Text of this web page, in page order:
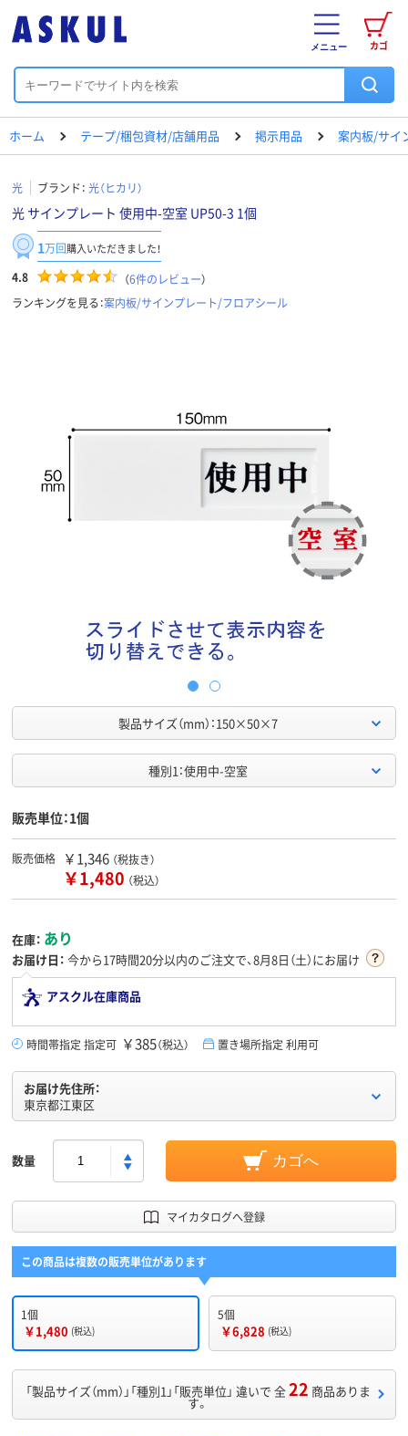
カゴ
メニュー
ホーム テープ/梱包資材/店舗用品 掲示用品 案内板/サイ
光 ブランド： 光（ヒカリ）
光 サインプレート 使用中-空室 UP50-3 1個
1万回購入いただきました！
4.8 （6件のレビュー）
ランキングを見る：案内板/サインプレート/フロアシール
製品サイズ（mm）：150×50×7
種別1：使用中-空室
販売単位：1個
販売価格 ￥1,346 （税抜き）
￥1,480 （税込）
在庫： あり
お届け日： 今から17時間20分以内のご注文で、8月8日（土）にお届け
アスクル在庫商品
時間帯指定 指定可 ￥385（税込） 置き場所指定 利用可
お届け先住所：
東京都江東区
数量 カゴへ
マイカタログへ登録
この商品は複数の販売単位があります
1個
￥1,480 (税込)
5個
￥6,828 (税込)
「製品サイズ（mm）」「種別1」「販売単位」 違いで 全22 商品ありま
す。